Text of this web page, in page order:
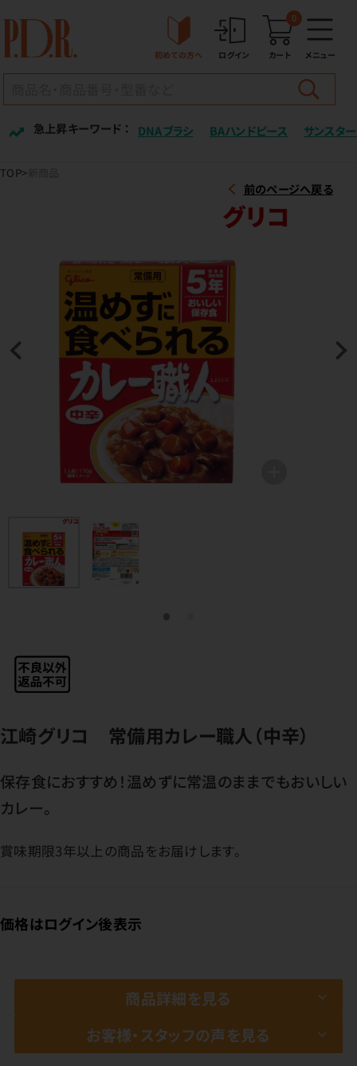
初めての方へ ログイン カート
0
メニュー
急上昇キーワード ： DNAブラシ BAハンドピース サンスター
TOP
前のページへ戻る
江崎グリコ 常備用カレー職人（中辛）
保存食におすすめ！温めずに常温のままでもおいしい
カレー。
賞味期限3年以上の商品をお届けします。
価格はログイン後表示
商品詳細を見る
お客様・スタッフの声を見る